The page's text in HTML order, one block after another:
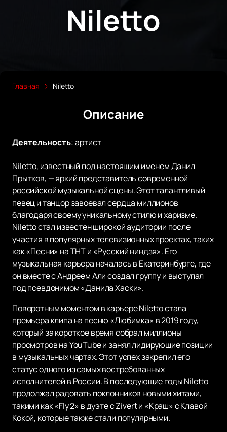
Niletto
Главная Niletto
Описание
Деятельность:артист
Niletto, известный под настоящим именем Данил
Прытков, — яркий представитель современной
российской музыкальной сцены. Этот талантливый
певец и танцор завоевал сердца миллионов
благодаря своему уникальному стилю и харизме.
Niletto стал известен широкой аудитории после
участия в популярных телевизионных проектах, таких
как «Песни» на ТНТ и «Русский ниндзя». Его
музыкальная карьера началась в Екатеринбурге, где
он вместе с Андреем Али создал группу и выступал
под псевдонимом «Данила Хаски».
Поворотным моментом в карьере Niletto стала
премьера клипа на песню «Любимка» в 2019 году,
который за короткое время собрал миллионы
просмотров на YouTube и занял лидирующие позиции
в музыкальных чартах. Этот успех закрепил его
статус одного из самых востребованных
исполнителей в России. В последующие годы Niletto
продолжал радовать поклонников новыми хитами,
такими как «Fly 2» в дуэте с Zivert и «Краш» с Клавой
Кокой, которые также стали популярными.